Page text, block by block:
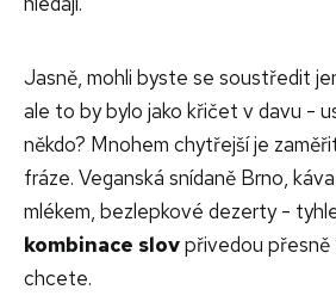
Jasně, mohli byste se soustředit
ale to by bylo jako křičet v davu -
někdo? Mnohem chytřejší je
fráze. Veganská snídaně Brno,
mlékem, bezlepkové dezerty -
kombinace slovpřivedou přesně
chcete.